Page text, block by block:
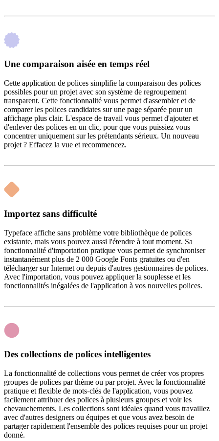
Une comparaison aisée en temps réel
Cette application de polices simplifie la comparaison des polices
possibles pour un projet avec son système de regroupement
transparent. Cette fonctionnalité vous permet d'assembler et de
comparer les polices candidates sur une page séparée pour un
affichage plus clair. L'espace de travail vous permet d'ajouter et
d'enlever des polices en un clic, pour que vous puissiez vous
concentrer uniquement sur les prétendants sérieux. Un nouveau
projet ? Effacez la vue et recommencez.
Importez sans difficulté
Typeface affiche sans problème votre bibliothèque de polices
existante, mais vous pouvez aussi l'étendre à tout moment. Sa
fonctionnalité d'importation pratique vous permet de synchroniser
instantanément plus de 2 000 Google Fonts gratuites ou d'en
télécharger sur Internet ou depuis d'autres gestionnaires de polices.
Avec l'importation, vous pouvez appliquer la souplesse et les
fonctionnalités inégalées de l'application à vos nouvelles polices.
Des collections de polices intelligentes
La fonctionnalité de collections vous permet de créer vos propres
groupes de polices par thème ou par projet. Avec la fonctionnalité
pratique et flexible de mots-clés de l'application, vous pouvez
facilement attribuer des polices à plusieurs groupes et voir les
chevauchements. Les collections sont idéales quand vous travaillez
avec d'autres designers ou équipes et que vous avez besoin de
partager rapidement l'ensemble des polices requises pour un projet
donné.